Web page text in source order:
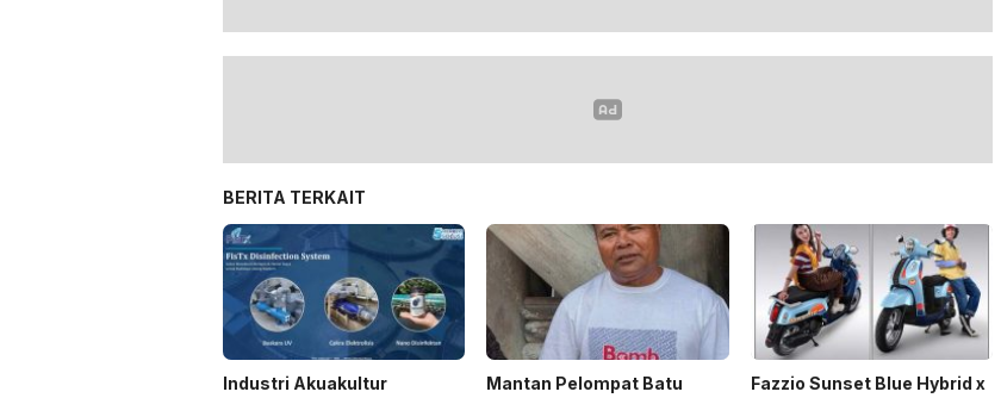
BERITA TERKAIT
Industri Akuakultur
Mantan Pelompat Batu
Fazzio Sunset Blue Hybrid x